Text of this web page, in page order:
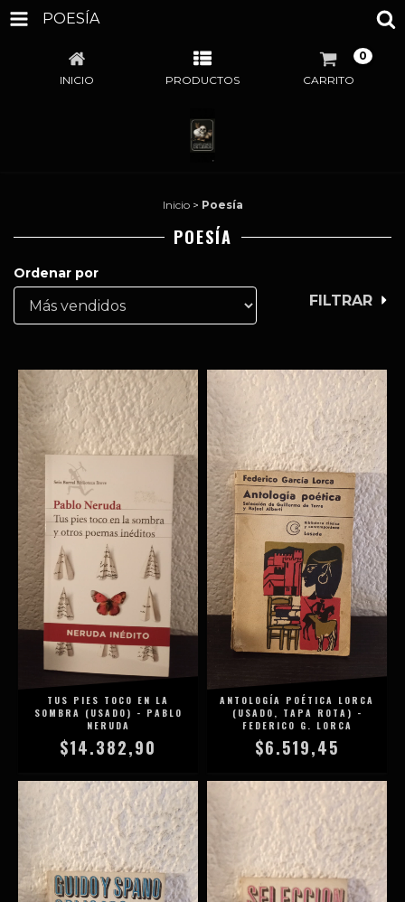
POESÍA
INICIO PRODUCTOS CARRITO
0
Inicio > Poesía
POESÍA
Ordenar por
FILTRAR
TUS PIES TOCO EN LA
SOMBRA (USADO) - PABLO
NERUDA
$14.382,90
ANTOLOGÍA POÉTICA LORCA
(USADO, TAPA ROTA) -
FEDERICO G. LORCA
$6.519,45